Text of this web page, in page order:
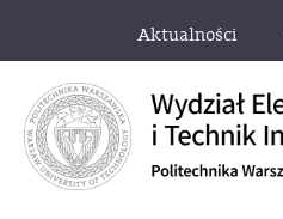
Aktualności